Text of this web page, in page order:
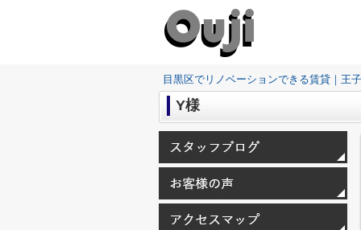
目黒区でリノベーションできる賃貸｜王
Y様